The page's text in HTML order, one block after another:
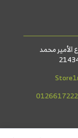
الأمير محمد
0126617222